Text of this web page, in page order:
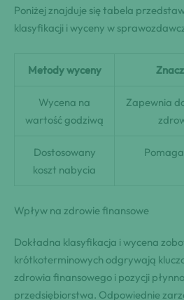
Poniżej znajduje się tabela
klasyfikacji i wyceny w
Metody wyceny
Wycena na
wartość godziwą
Zapewnia
Dostosowany
koszt nabycia
Wpływ na zdrowie finansowe
Dokładna klasyfikacja i wycena
krótkoterminowych odgrywają
zdrowia finansowego i pozycji
przedsiębiorstwa. Odpowiednie